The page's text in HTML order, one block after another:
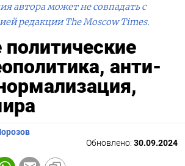
автора может не совпадать с
редакции The Moscow Times.
анти-
Обновлено: 30.09.2024